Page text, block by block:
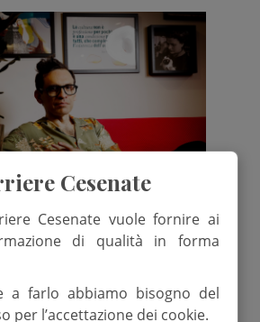
di letteratura con
Cesenate
Cesenate vuole fornire ai
di qualità in forma
a farlo abbiamo bisogno del
per l’accettazione dei cookie.